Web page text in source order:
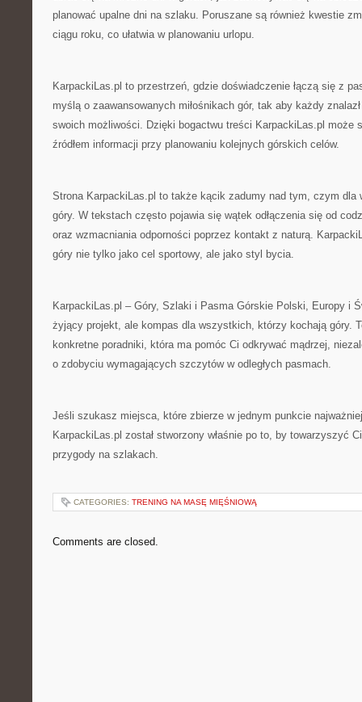
planować upalne dni na szlaku. Poruszane są również kwestie
ciągu roku, co ułatwia w planowaniu urlopu.
KarpackiLas.pl to przestrzeń, gdzie doświadczenie łączą się z
myślą o zaawansowanych miłośnikach gór, tak aby każdy
swoich możliwości. Dzięki bogactwu treści KarpackiLas.pl może
źródłem informacji przy planowaniu kolejnych górskich celów.
Strona KarpackiLas.pl to także kącik zadumy nad tym, czym dla
góry. W tekstach często pojawia się wątek odłączenia się od
oraz wzmacniania odporności poprzez kontakt z naturą.
góry nie tylko jako cel sportowy, ale jako styl bycia.
KarpackiLas.pl – Góry, Szlaki i Pasma Górskie Polski, Europy i
żyjący projekt, ale kompas dla wszystkich, którzy kochają góry.
konkretne poradniki, która ma pomóc Ci odkrywać mądrzej,
o zdobyciu wymagających szczytów w odległych pasmach.
Jeśli szukasz miejsca, które zbierze w jednym punkcie
KarpackiLas.pl został stworzony właśnie po to, by towarzyszyć
przygody na szlakach.
CATEGORIES: TRENING NA MASĘ MIĘŚNIOWĄ
Comments are closed.